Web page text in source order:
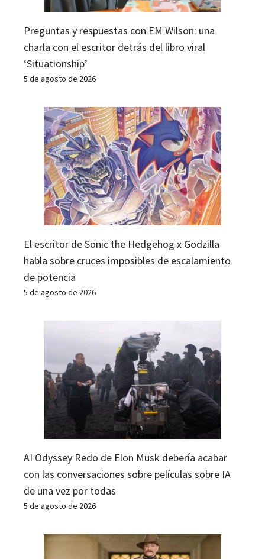
Preguntas y respuestas con EM Wilson: una
charla con el escritor detrás del libro viral
‘Situationship’
5 de agosto de 2026
El escritor de Sonic the Hedgehog x Godzilla
habla sobre cruces imposibles de escalamiento
de potencia
5 de agosto de 2026
AI Odyssey Redo de Elon Musk debería acabar
con las conversaciones sobre películas sobre IA
de una vez por todas
5 de agosto de 2026